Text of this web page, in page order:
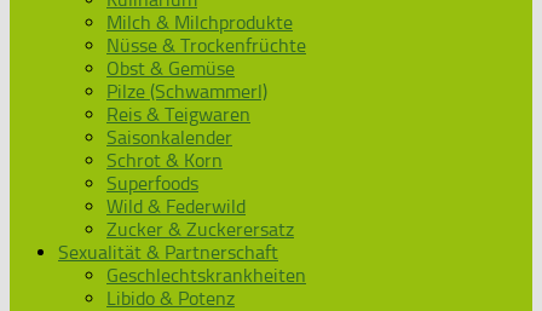
Milch & Milchprodukte
Nüsse & Trockenfrüchte
Obst & Gemüse
Pilze (Schwammerl)
Reis & Teigwaren
Saisonkalender
Schrot & Korn
Superfoods
Wild & Federwild
Zucker & Zuckerersatz
Sexualität & Partnerschaft
Geschlechtskrankheiten
Libido & Potenz